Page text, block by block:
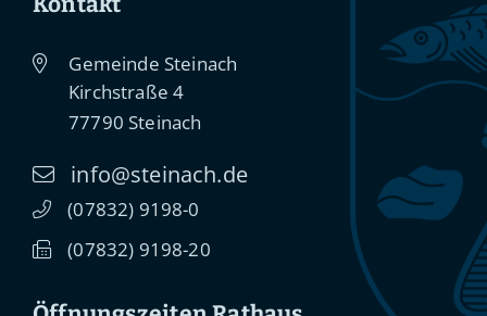
Gemeinde Steinach
Kirchstraße 4
77790 Steinach
info@steinach.de
(07832) 91 98-0
(07832) 91 98-20